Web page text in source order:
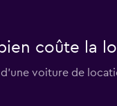
coûte la
d'une voiture de